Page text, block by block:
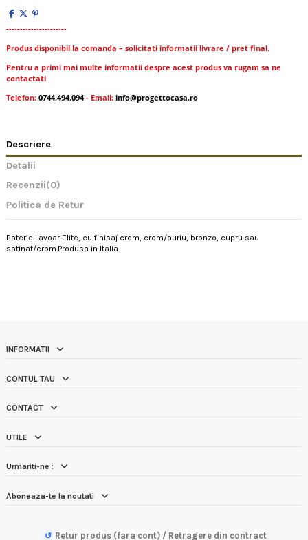
----------------------
Produs disponibil la comanda – solicitati informatii livrare / pret final.
Pentru a primi mai multe informatii despre acest produs va rugam sa ne
contactati
Telefon: 0744.494.094- Email: info@progettocasa.ro
Descriere
Detalii
Recenzii(0)
Politica de Retur
Baterie Lavoar Elite, cu finisaj crom, crom/auriu, bronzo, cupru sau
satinat/crom.Produsa in Italia
INFORMATII
CONTUL TAU
CONTACT
UTILE
↺ Retur produs (fara cont) / Retragere din contract
Urmariti-ne :
Aboneaza-te la noutati